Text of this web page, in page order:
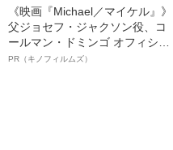
《映画『Michael／マイケル』》
父ジョセフ・ジャクソン役、コ
ールマン・ドミンゴ オフィシャ
ルインタビュー“観客を魅了した
PR（キノフィルムズ）